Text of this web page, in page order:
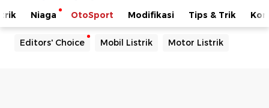
Niaga OtoSport Modifikasi Tips & Trik
Editors' Choice Mobil Listrik Motor Listrik